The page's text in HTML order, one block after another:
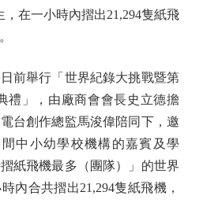
在一小時內摺出21,294隻紙飛
舉行「世界紀錄大挑戰暨第
禮」，由廠商會會長史立德擔
台創作總監馬浚偉陪同下，邀
中小幼學校機構的嘉賓及學
紙飛機最多（團隊）」的世界
內合共摺出21,294隻紙飛機，